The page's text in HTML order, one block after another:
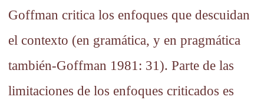
Goffman critica los enfoques que descuidan
el contexto (en gramática, y en pragmática
también-Goffman 1981: 31). Parte de las
limitaciones de los enfoques criticados es